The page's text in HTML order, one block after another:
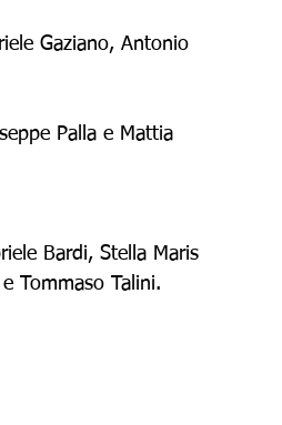
Gaziano, Antonio
Palla e Mattia
Bardi, Stella Maris
Tommaso Talini.